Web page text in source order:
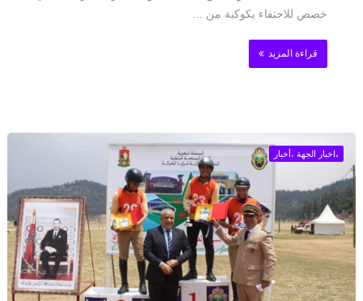
خصص للاحتفاء بكوكبة من ...
قراءة المزيد
،اخبار الجهة ،أخبار